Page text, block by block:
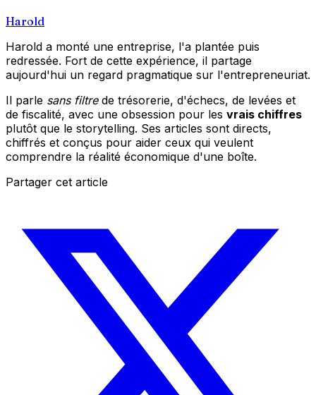
Harold
Harold a monté une entreprise, l'a plantée puis
redressée. Fort de cette expérience, il partage
aujourd'hui un regard pragmatique sur l'entrepreneuriat.
Il parle sans filtrede trésorerie, d'échecs, de levées et
de fiscalité, avec une obsession pour les vrais chiffres
plutôt que le storytelling. Ses articles sont directs,
chiffrés et conçus pour aider ceux qui veulent
comprendre la réalité économique d'une boîte.
Partager cet article